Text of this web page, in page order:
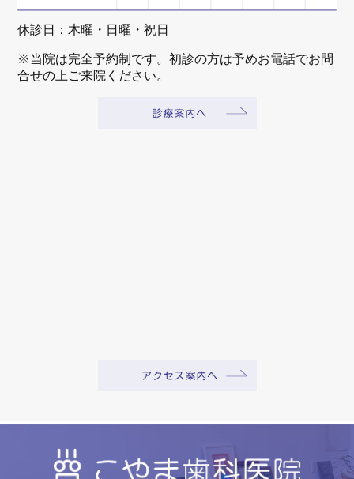
休診日：木曜・日曜・祝日
※当院は完全予約制です。初診の方は予めお電話でお問
合せの上ご来院ください。